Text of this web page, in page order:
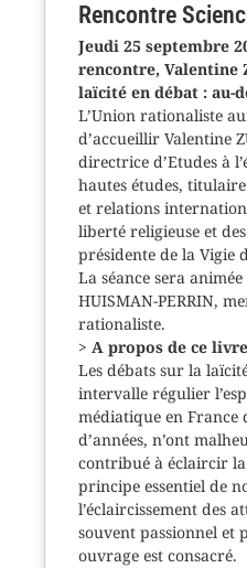
Rencontre
Jeudi 25 septembre
rencontre, Valentine
laïcité en débat : au-
L’Union rationaliste
d’accueillir Valentine
directrice d’Etudes à
hautes études,
et relations
liberté religieuse et
présidente de la Vigie
La séance sera
HUISMAN-PERRIN,
rationaliste.
> A propos de ce
Les débats sur la
intervalle régulier
médiatique en France
d’années, n’ont
contribué à éclaircir
principe essentiel de
l’éclaircissement des
souvent passionnel et
ouvrage est consacré.